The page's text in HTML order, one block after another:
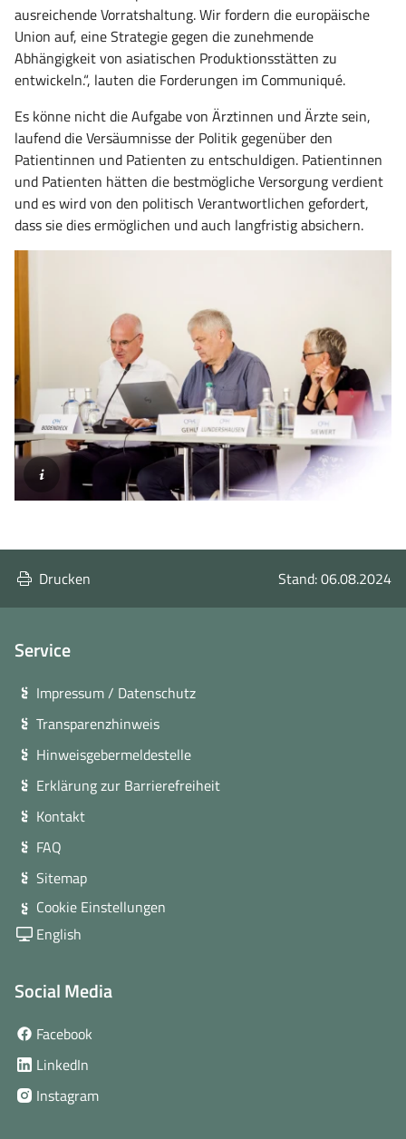
ausreichende Vorratshaltung. Wir fordern die europäische
Union auf, eine Strategie gegen die zunehmende
Abhängigkeit von asiatischen Produktionsstätten zu
entwickeln.“, lauten die Forderungen im Communiqué.
Es könne nicht die Aufgabe von Ärztinnen und Ärzte sein,
laufend die Versäumnisse der Politik gegenüber den
Patientinnen und Patienten zu entschuldigen. Patientinnen
und Patienten hätten die bestmögliche Versorgung verdient
und es wird von den politisch Verantwortlichen gefordert,
dass sie dies ermöglichen und auch langfristig absichern.
©SLAEK
Drucken Stand: 06.08.2024
Service
Impressum / Datenschutz
Transparenzhinweis
Hinweisgebermeldestelle
Erklärung zur Barrierefreiheit
Kontakt
FAQ
Sitemap
Cookie Einstellungen
English
Social Media
Facebook
Fenster)
LinkedIn
neuem
Instagram(öffnet